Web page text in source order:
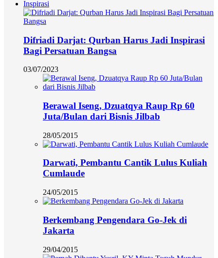
Inspirasi
Difriadi Darjat: Qurban Harus Jadi Inspirasi
Bagi Persatuan Bangsa
03/07/2023
Berawal Iseng, Dzuatqya Raup Rp 60
Juta/Bulan dari Bisnis Jilbab
28/05/2015
Darwati, Pembantu Cantik Lulus Kuliah
Cumlaude
24/05/2015
Berkembang Pengendara Go-Jek di
Jakarta
29/04/2015